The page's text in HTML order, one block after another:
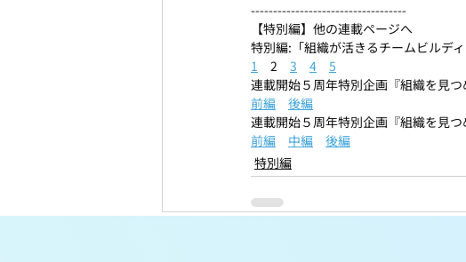
-----------------------------------
【特別編】他の連載ページへ
特別編:「組織が活きるチームビルデ
1 2 3 4
5
連載開始５周年特別企画『組織を見
前編
後編
連載開始５周年特別企画『組織を見
前編
中編
後編
特別編